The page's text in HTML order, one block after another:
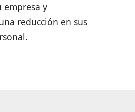
empresa y
reducción en sus